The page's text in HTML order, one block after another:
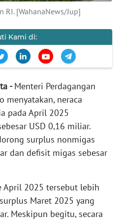
RI. [WahanaNews/Jup]
Kami di:
-Menteri Perdagangan
menyatakan, neraca
pada April 2025
USD 0,16 miliar.
surplus nonmigas
dan defisit migas sebesar
April 2025 tersebut lebih
Maret 2025 yang
Meskipun begitu, secara